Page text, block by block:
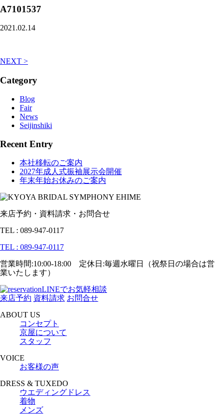
A7101537
2021.02.14
NEXT >
Category
Blog
Fair
News
Seijinshiki
Recent Entry
本社移転のご案内
2027年成人式振袖展示会開催
年末年始お休みのご案内
来店予約・資料請求・お問合せ
TEL : 089-947-0117
TEL : 089-947-0117
営業時間:10:00-18:00 定休日:毎週水曜日（祝祭日の場合は営
業いたします）
LINEでお気軽相談
来店予約 資料請求 お問合せ
ABOUT US
コンセプト
京屋について
スタッフ
VOICE
お客様の声
DRESS & TUXEDO
ウエディングドレス
着物
メンズ